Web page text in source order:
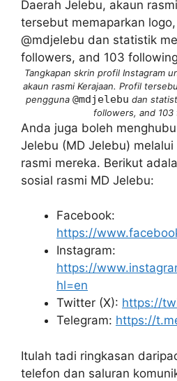
Tangkapan skrin profil Instagram
akaun rasmi Kerajaan. Profil
pengguna @mdjelebu dan
followers, and 103
Anda juga boleh
Jelebu (MD Jelebu)
rasmi mereka. Berikut
sosial rasmi MD Jelebu:
Facebook:
https://
Instagram:
https://
hl=en
Twitter (X): https://
Telegram: https://
Itulah tadi ringkasan
telefon dan saluran